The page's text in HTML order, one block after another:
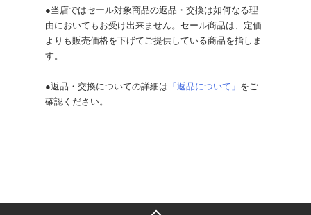
●当店ではセール対象商品の返品・交換は如何なる理
由においてもお受け出来ません。セール商品は、定価
よりも販売価格を下げてご提供している商品を指しま
す。
●返品・交換についての詳細は 「返品について」 をご
確認ください。